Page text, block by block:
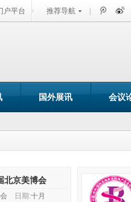
户平台 推荐导航
国外展讯 会议
北京美博会
日期:十月